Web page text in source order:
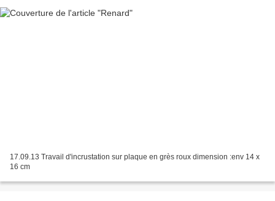
17.09.13 Travail d'incrustation sur plaque en grès roux dimension :env 14 x
16 cm